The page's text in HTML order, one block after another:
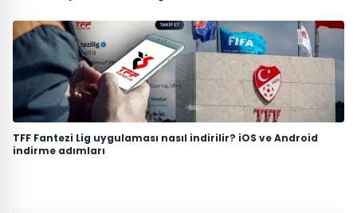
TFF Fantezi Lig uygulaması nasıl indirilir? iOS ve Android
indirme adımları